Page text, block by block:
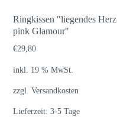
Ringkissen "liegendes Herz
pink Glamour"
€29,80
inkl. 19 % MwSt.
zzgl.Versandkosten
Lieferzeit:3-5 Tage